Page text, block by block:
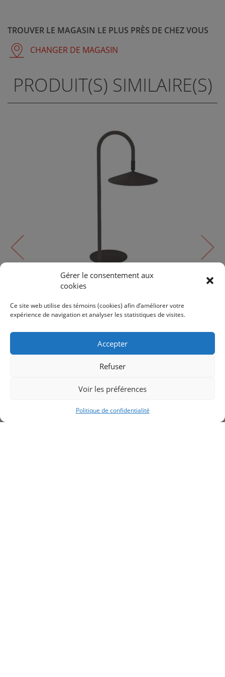
Gérer le consentement aux
cookies
Ce site web utilise des témoins (cookies) afin d’améliorer votre
expérience de navigation et analyser les statistiques de visites.
Accepter
Refuser
Voir les préférences
Politique de confidentialité
TROUVER LE MAGASIN LE PLUS PRÈS DE CHEZ VOUS
CHANGER DE MAGASIN
PRODUIT(S) SIMILAIRE(S)
Lampe de table
198$ 178$
RETOUR AUX PRODUITS